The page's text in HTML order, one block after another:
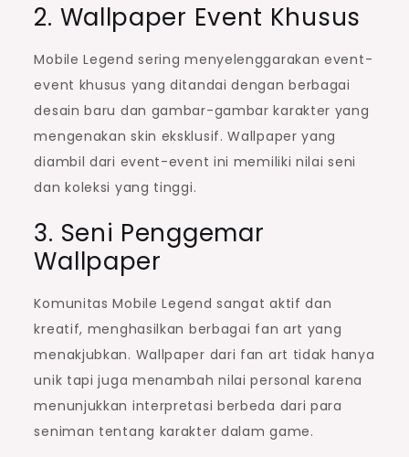
2. Wallpaper Event Khusus
Mobile Legend sering menyelenggarakan event-
event khusus yang ditandai dengan berbagai
desain baru dan gambar-gambar karakter yang
mengenakan skin eksklusif. Wallpaper yang
diambil dari event-event ini memiliki nilai seni
dan koleksi yang tinggi.
3. Seni Penggemar
Wallpaper
Komunitas Mobile Legend sangat aktif dan
kreatif, menghasilkan berbagai fan art yang
menakjubkan. Wallpaper dari fan art tidak hanya
unik tapi juga menambah nilai personal karena
menunjukkan interpretasi berbeda dari para
seniman tentang karakter dalam game.